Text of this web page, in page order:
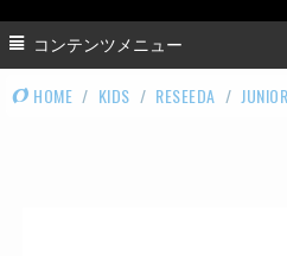
コンテンツメニュー
HOME / KIDS / RESEEDA / JUNIOR